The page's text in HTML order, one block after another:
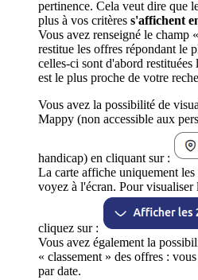
pertinence. Cela veut dire que
plus à vos critères s'affichent
Vous avez renseigné le champ
restitue les offres répondant le
celles-ci sont d'abord
est le plus proche de votre
Vous avez la possibilité de
Mappy (non accessible aux
handicap) en cliquant sur :
La carte affiche uniquement
voyez à l'écran. Pour
cliquez sur :
Vous avez également la
« classement » des offres :
par date.